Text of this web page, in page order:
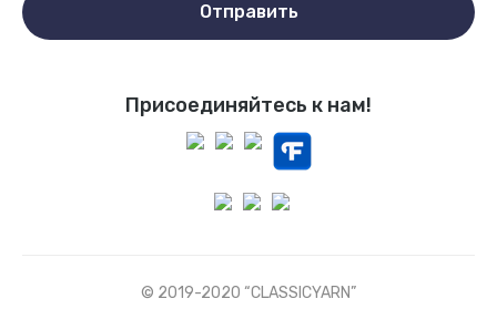
Присоединяйтесь к нам!
Отправить
© 2019-2020 “CLASSICYARN”